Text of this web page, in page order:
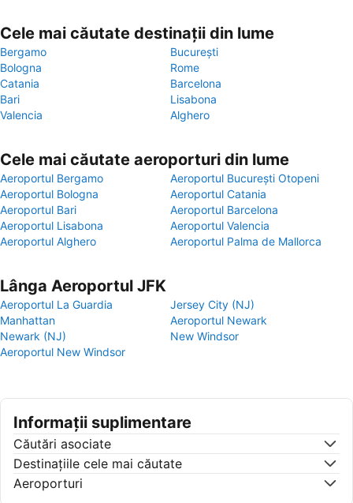
Cele mai căutate destinații din lume
Bergamo
București
Bologna
Rome
Catania
Barcelona
Bari
Lisabona
Valencia
Alghero
Cele mai căutate aeroporturi din lume
Aeroportul Bergamo
Aeroportul București Otopeni
Aeroportul Bologna
Aeroportul Catania
Aeroportul Bari
Aeroportul Barcelona
Aeroportul Lisabona
Aeroportul Valencia
Aeroportul Alghero
Aeroportul Palma de Mallorca
Lânga Aeroportul JFK
Aeroportul La Guardia
Jersey City (NJ)
Manhattan
Aeroportul Newark
Newark (NJ)
New Windsor
Aeroportul New Windsor
Informații suplimentare
Căutări asociate
Destinaţiile cele mai căutate
Aeroporturi